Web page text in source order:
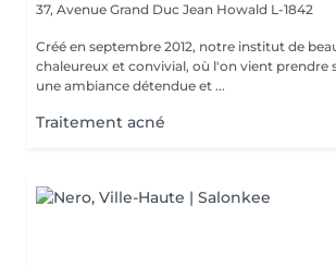
37, Avenue Grand Duc Jean Howald L-1842
Créé en septembre 2012, notre institut de
chaleureux et convivial, où l'on vient prendre
une ambiance détendue et ...
Traitement acné